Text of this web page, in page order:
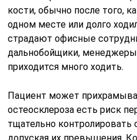
Остеосклероз плечевого
либо конкретной
нагрузку испытывают
Руки нужно отвести за
этого достаточно для
деформация никак не
Остеосклероз коленного
потому что при нем даже